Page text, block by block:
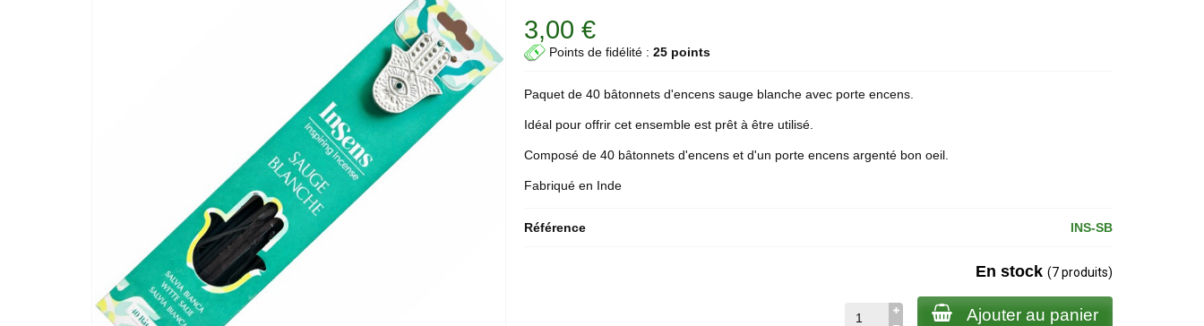
3,00 €
Points de fidélité :25 points
Paquet de 40 bâtonnets d'encens sauge blanche avec porte encens
Idéal pour offrir cet ensemble est prêt à être utilisé.
Composé de 40 bâtonnets d'encens et d'un porte encens argenté bon oeil.
Fabriqué en Inde
Référence INS-SB
En stock (7 produits)
Ajouter au panier